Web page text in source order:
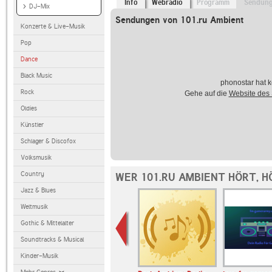
DJ-Mix
Konzerte & Live-Musik
Pop
Dance
Black Music
Rock
Oldies
Künstler
Schlager & Discofox
Volksmusik
Country
Jazz & Blues
Weltmusik
Gothic & Mittelalter
Soundtracks & Musical
Kinder-Musik
Info Webradio Programm
Sendungen von 101.ru Ambient
phonostar hat
Gehe auf die Website des
WER 101.RU AMBIENT HÖRT,